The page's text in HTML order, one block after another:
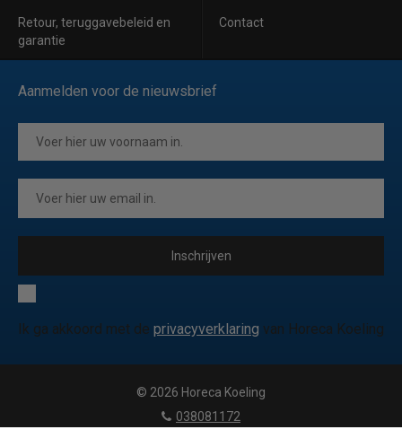
Retour, teruggavebeleid en
garantie
Contact
Aanmelden voor de nieuwsbrief
Inschrijven
Ik ga akkoord met de privacyverklaring van Horeca Koeling
© 2026 Horeca Koeling
|
038081172